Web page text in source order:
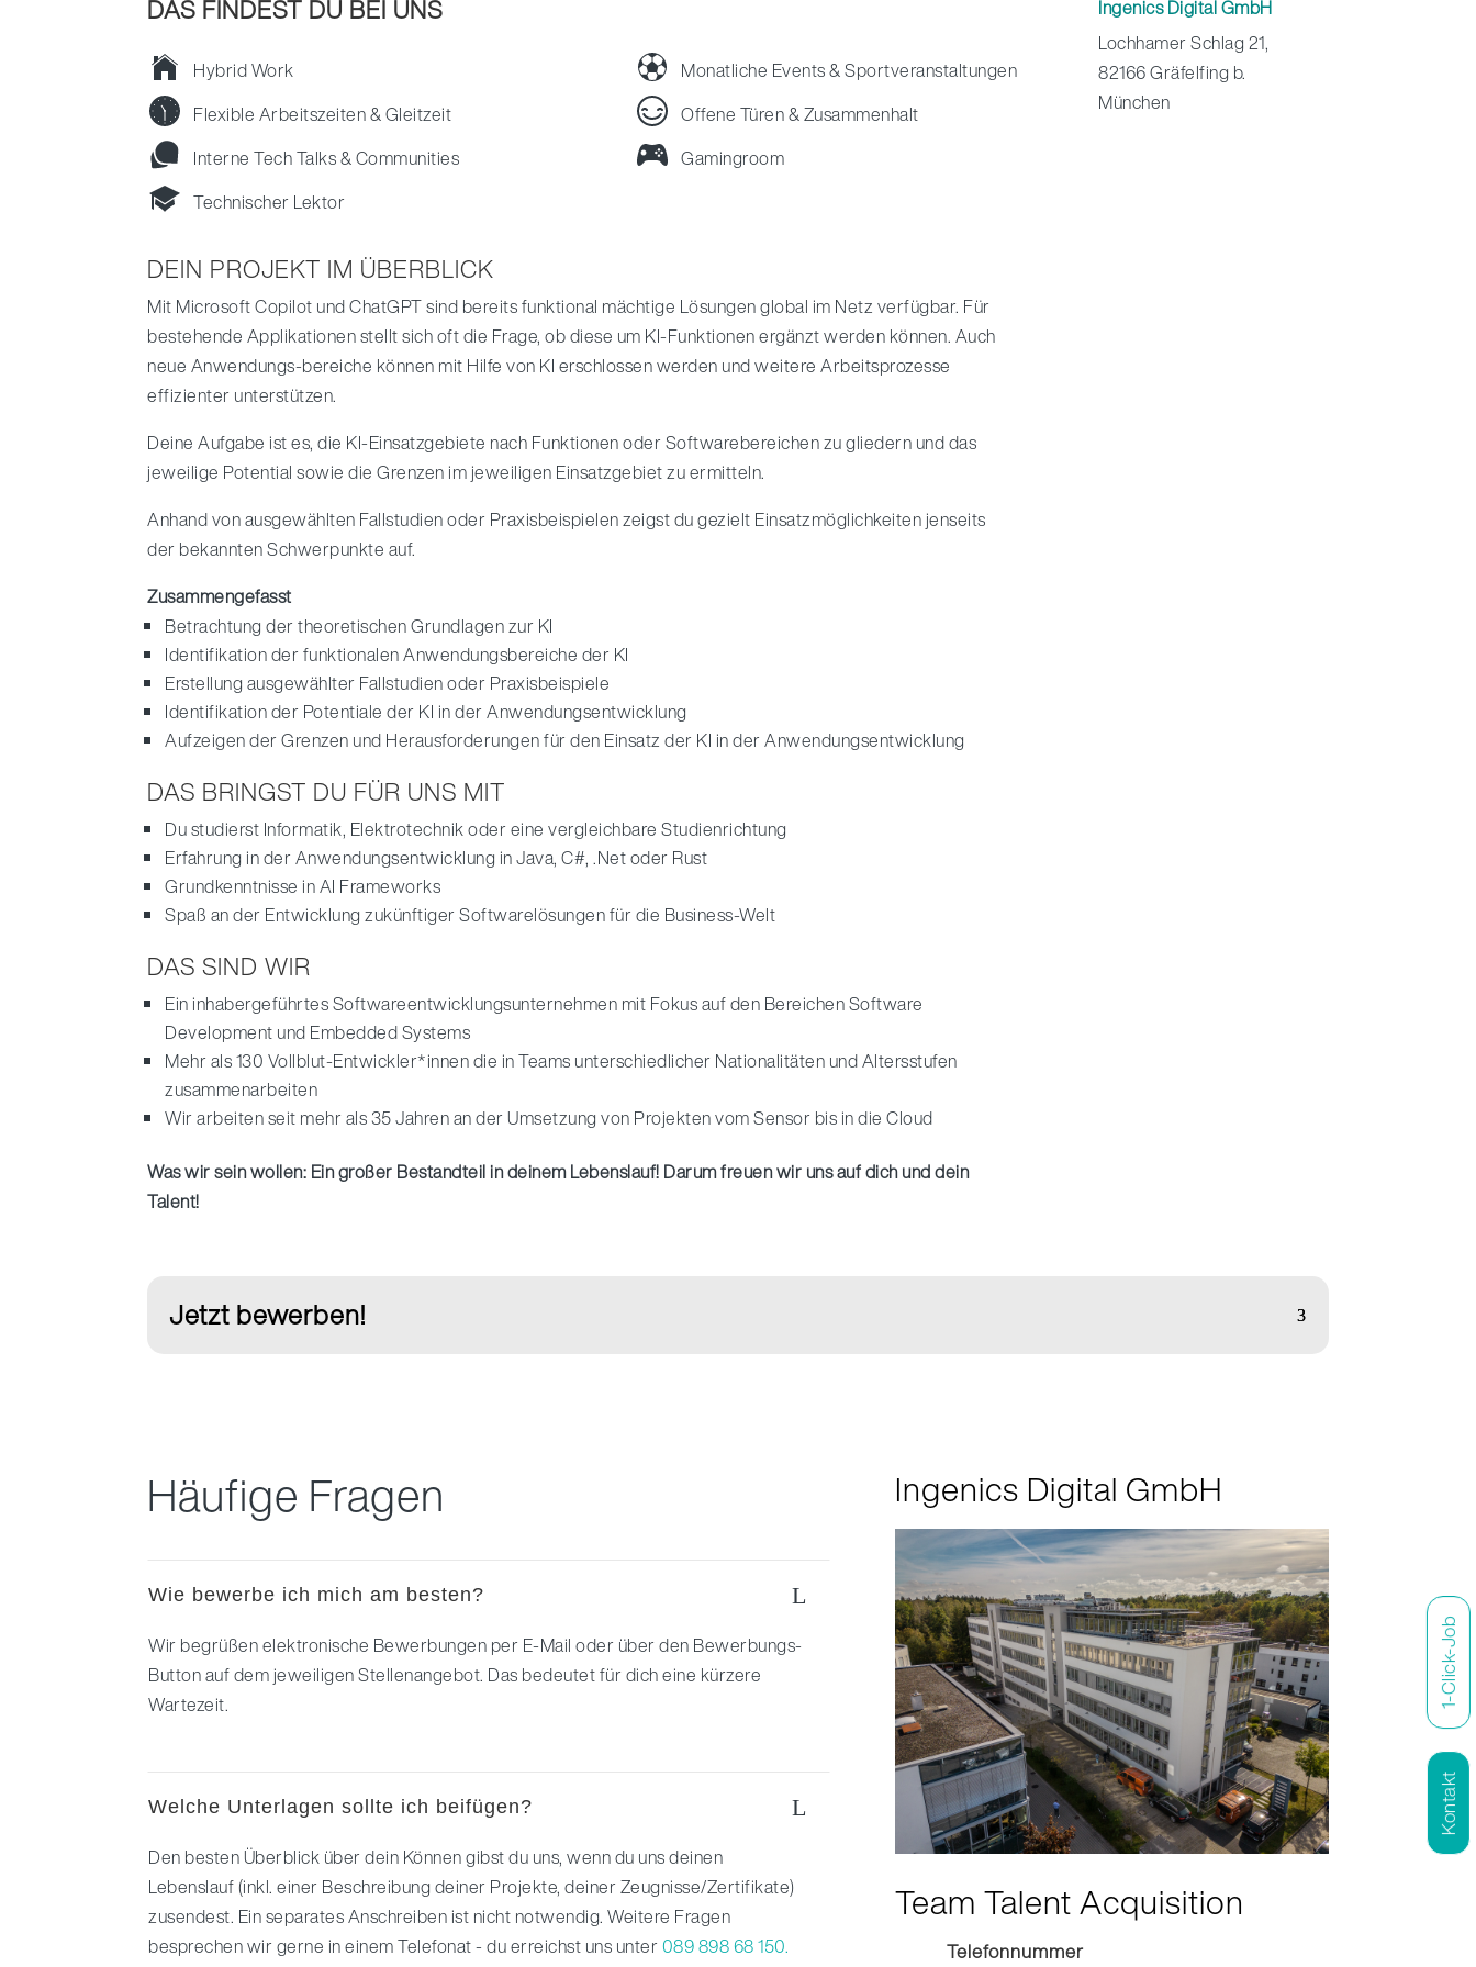
DAS FINDEST DU BEI UNS
Hybrid Work
Flexible Arbeitszeiten & Gleitzeit
Interne Tech Talks & Communities
Technischer Lektor
Monatliche Events & Sportveranstaltungen
Offene Türen & Zusammenhalt
Gamingroom
DEIN PROJEKT IM ÜBERBLICK
Mit Microsoft Copilot und ChatGPT sind bereits funktional mächtige Lösungen global im Netz verfügbar. Für
bestehende Applikationen stellt sich oft die Frage, ob diese um KI-Funktionen ergänzt werden können. Auch
neue Anwendungs-bereiche können mit Hilfe von KI erschlossen werden und weitere Arbeitsprozesse
effizienter unterstützen.
Deine Aufgabe ist es, die KI-Einsatzgebiete nach Funktionen oder Softwarebereichen zu gliedern und das
jeweilige Potential sowie die Grenzen im jeweiligen Einsatzgebiet zu ermitteln.
Anhand von ausgewählten Fallstudien oder Praxisbeispielen zeigst du gezielt Einsatzmöglichkeiten jenseits
der bekannten Schwerpunkte auf.
Zusammengefasst
Betrachtung der theoretischen Grundlagen zur KI
Identifikation der funktionalen Anwendungsbereiche der KI
Erstellung ausgewählter Fallstudien oder Praxisbeispiele
Identifikation der Potentiale der KI in der Anwendungsentwicklung
Aufzeigen der Grenzen und Herausforderungen für den Einsatz der KI in der Anwendungsentwicklung
DAS BRINGST DU FÜR UNS MIT
Du studierst Informatik, Elektrotechnik oder eine vergleichbare Studienrichtung
Erfahrung in der Anwendungsentwicklung in Java, C#, .Net oder Rust
Grundkenntnisse in AI Frameworks
Spaß an der Entwicklung zukünftiger Softwarelösungen für die Business-Welt
DAS SIND WIR
Ein inhabergeführtes Softwareentwicklungsunternehmen mit Fokus auf den Bereichen Software
Development und Embedded Systems
Mehr als 130 Vollblut-Entwickler*innen die in Teams unterschiedlicher Nationalitäten und Altersstufen
zusammenarbeiten
Wir arbeiten seit mehr als 35 Jahren an der Umsetzung von Projekten vom Sensor bis in die Cloud
Was wir sein wollen: Ein großer Bestandteil in deinem Lebenslauf! Darum freuen wir uns auf dich und dein
Talent!
Ingenics Digital GmbH
Lochhamer Schlag 21,
82166 Gräfelfing b.
München
Jetzt bewerben!
Häufige Fragen
Wie bewerbe ich mich am besten? L
Wir begrüßen elektronische Bewerbungen per E-Mail oder über den Bewerbungs-
Button auf dem jeweiligen Stellenangebot. Das bedeutet für dich eine kürzere
Wartezeit.
Welche Unterlagen sollte ich beifügen? L
Den besten Überblick über dein Können gibst du uns, wenn du uns deinen
Lebenslauf (inkl. einer Beschreibung deiner Projekte, deiner Zeugnisse/Zertifikate)
zusendest. Ein separates Anschreiben ist nicht notwendig. Weitere Fragen
besprechen wir gerne in einem Telefonat - du erreichst uns unter 089 898 68 150.
Ingenics Digital GmbH
Team Talent Acquisition
Telefonnummer
Kontakt
1-Click-Job